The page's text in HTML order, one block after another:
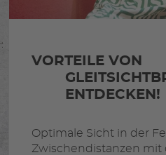
VORTEILE VON
ENTDECKEN!
Optimale Sicht in der
Zwischendistanzen mit